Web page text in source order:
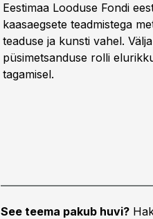
Eestimaa Looduse Fondi
kaasaegsete teadmistega
teaduse ja kunsti vahel.
püsimetsanduse rolli
tagamisel.
See teema pakub huvi?